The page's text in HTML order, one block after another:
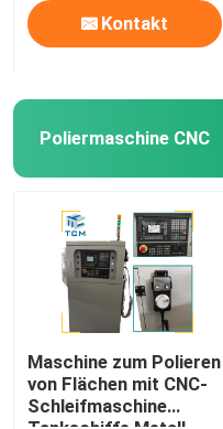
Kontakt
Poliermaschine CNC
Maschine zum Polieren
von Flächen mit CNC-
Schleifmaschine